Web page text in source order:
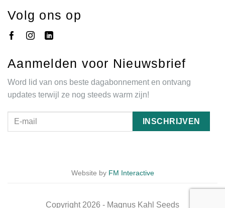
Volg ons op
Aanmelden voor Nieuwsbrief
Word lid van ons beste dagabonnement en ontvang
updates terwijl ze nog steeds warm zijn!
Website by FM Interactive
Copyright 2026 - Magnus Kahl Seeds